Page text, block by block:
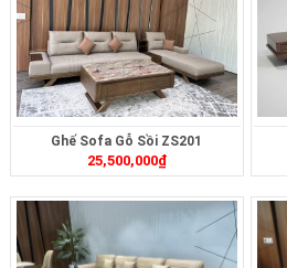
Ghế Sofa Gỗ Sồi ZS201
25,500,000₫